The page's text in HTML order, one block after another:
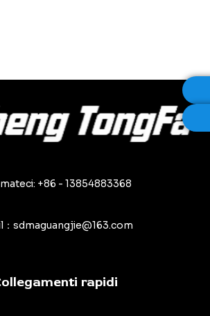
+86 - 13854883368
：sdmaguangjie@163.com
rapidi